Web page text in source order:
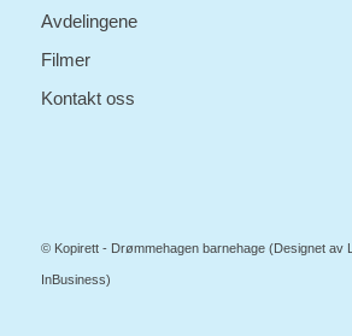
Avdelingene
Filmer
Kontakt oss
© Kopirett - Drømmehagen barnehage (Designet av
InBusiness)